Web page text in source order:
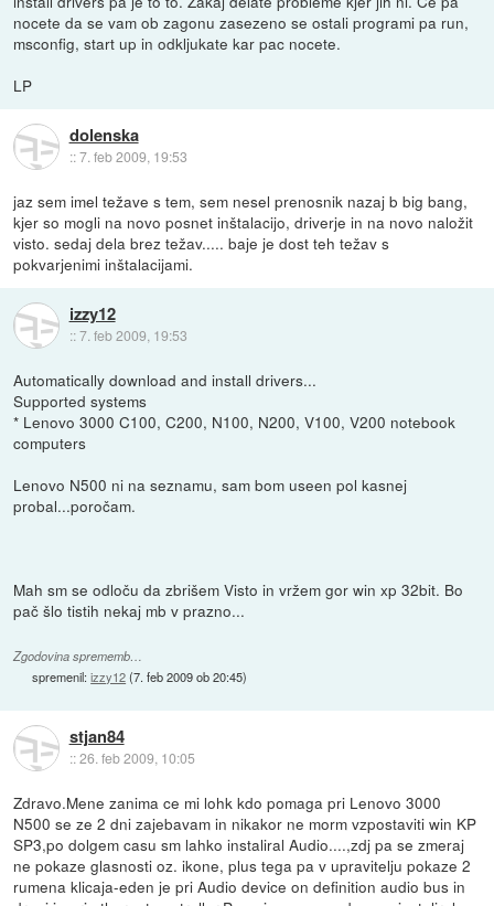
nocete da se vam ob zagonu zasezeno se ostali programi pa run,
msconfig, start up in odkljukate kar pac nocete.
LP
dolenska
::7. feb 2009, 19:53
jaz sem imel težave s tem, sem nesel prenosnik nazaj b big bang,
kjer so mogli na novo posnet inštalacijo, driverje in na novo naložit
visto. sedaj dela brez težav..... baje je dost teh težav s
pokvarjenimi inštalacijami.
izzy12
::7. feb 2009, 19:53
Automatically download and install drivers...
Supported systems
* Lenovo 3000 C100, C200, N100, N200, V100, V200 notebook
computers
Lenovo N500 ni na seznamu, sam bom useen pol kasnej
probal...poročam.
Mah sm se odloču da zbrišem Visto in vržem gor win xp 32bit. Bo
pač šlo tistih nekaj mb v prazno...
Zgodovina sprememb…
spremenil:izzy12(7. feb 2009 ob 20:45)
stjan84
::26. feb 2009, 10:05
Zdravo.Mene zanima ce mi lohk kdo pomaga pri Lenovo 3000
N500 se ze 2 dni zajebavam in nikakor ne morm vzpostaviti win KP
SP3,po dolgem casu sm lahko instaliral Audio....,zdj pa se zmeraj
ne pokaze glasnosti oz. ikone, plus tega pa v upravitelju pokaze 2
rumena klicaja-eden je pri Audio device on definition audio bus in